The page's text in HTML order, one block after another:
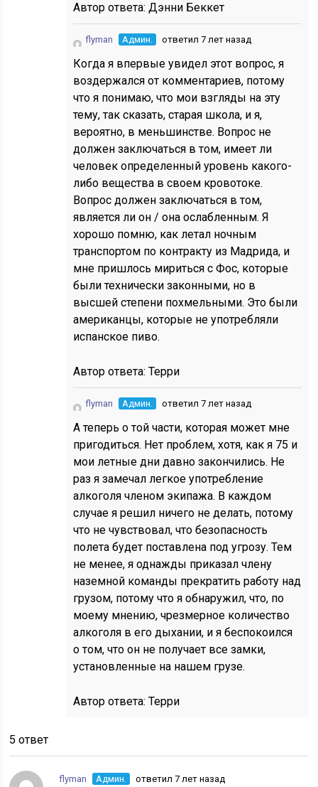
Автор ответа:Дэнни Беккет
flyman Админ. ответил 7 лет назад
Когда я впервые увидел этот вопрос, я
воздержался от комментариев, потому
что я понимаю, что мои взгляды на эту
тему, так сказать, старая школа, и я,
вероятно, в меньшинстве. Вопрос не
должен заключаться в том, имеет ли
человек определенный уровень какого-
либо вещества в своем кровотоке.
Вопрос должен заключаться в том,
является ли он / она ослабленным. Я
хорошо помню, как летал ночным
транспортом по контракту из Мадрида, и
мне пришлось мириться с Фос, которые
были технически законными, но в
высшей степени похмельными. Это были
американцы, которые не употребляли
испанское пиво.
Автор ответа:Терри
flyman Админ. ответил 7 лет назад
А теперь о той части, которая может мне
пригодиться. Нет проблем, хотя, как я 75 и
мои летные дни давно закончились. Не
раз я замечал легкое употребление
алкоголя членом экипажа. В каждом
случае я решил ничего не делать, потому
что не чувствовал, что безопасность
полета будет поставлена под угрозу. Тем
не менее, я однажды приказал члену
наземной команды прекратить работу над
грузом, потому что я обнаружил, что, по
моему мнению, чрезмерное количество
алкоголя в его дыхании, и я беспокоился
о том, что он не получает все замки,
установленные на нашем грузе.
Автор ответа:Терри
5 ответ
flyman Админ. ответил 7 лет назад